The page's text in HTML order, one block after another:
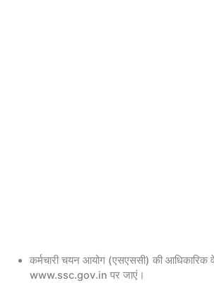
कर्मचारी चयन आयोग (एसएससी) की आधिकारिक
www.ssc.gov.in पर जाएं।